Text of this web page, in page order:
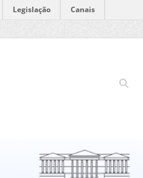
Legislação Canais
Search